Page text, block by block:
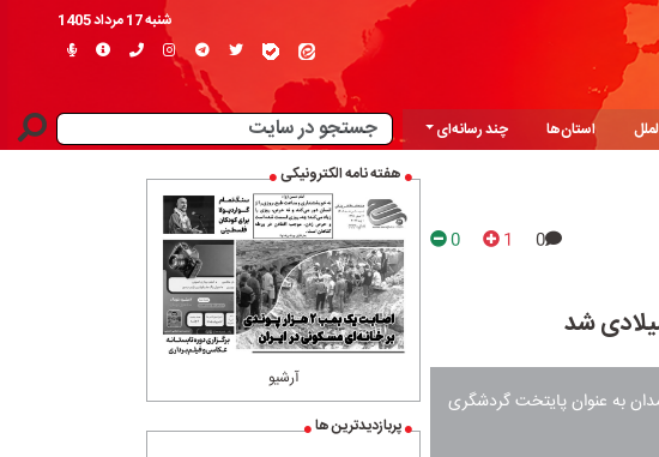
شنبه 17 مرداد 1405
استان‌ها
چند رسانه‌ای
0
1
0
به عنوان پایتخت گردشگری
هفته نامه الکترونیکی
آرشیو
پربازدیدترین ها